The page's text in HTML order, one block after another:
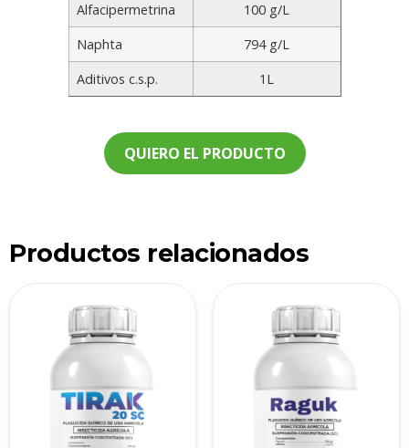
Alfacipermetrina
100 g/L
Naphta
794 g/L
Aditivos c.s.p.
1L
QUIERO EL PRODUCTO
Productos relacionados